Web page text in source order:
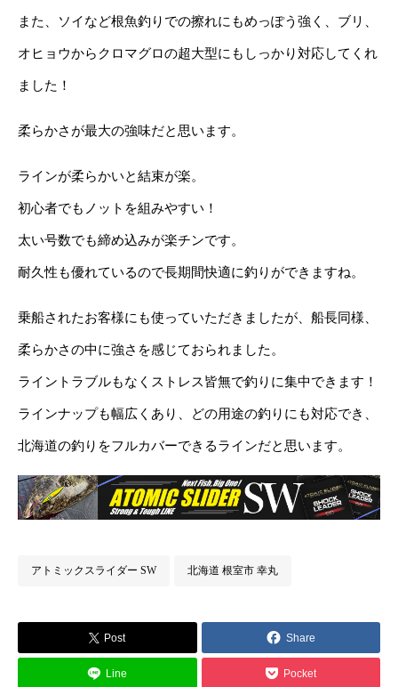
また、ソイなど根魚釣りでの擦れにもめっぽう強く、ブリ、
オヒョウからクロマグロの超大型にもしっかり対応してくれ
ました！
柔らかさが最大の強味だと思います。
ラインが柔らかいと結束が楽。
初心者でもノットを組みやすい！
太い号数でも締め込みが楽チンです。
耐久性も優れているので長期間快適に釣りができますね。
乗船されたお客様にも使っていただきましたが、船長同様、
柔らかさの中に強さを感じておられました。
ライントラブルもなくストレス皆無で釣りに集中できます！
ラインナップも幅広くあり、どの用途の釣りにも対応でき、
北海道の釣りをフルカバーできるラインだと思います。
アトミックスライダー SW 北海道 根室市 幸丸
Post Share
Line Pocket